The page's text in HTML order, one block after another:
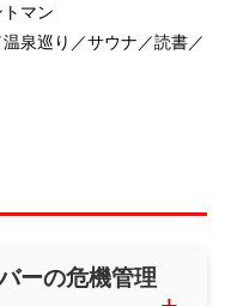
マン
泉巡り／サウナ／読書／
ーの危機管理